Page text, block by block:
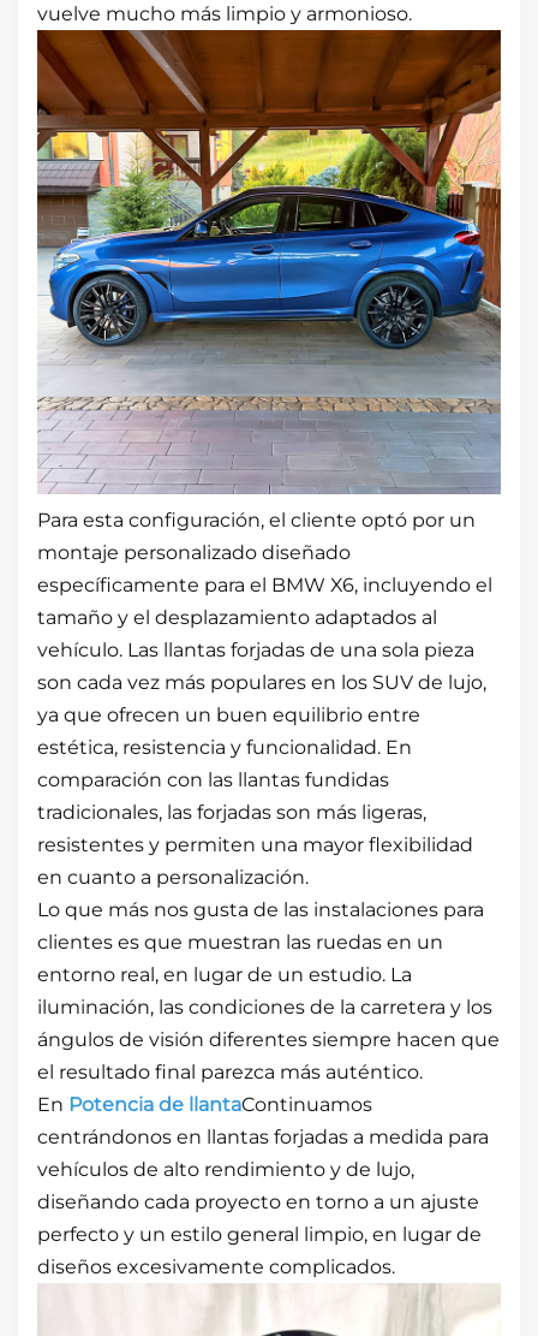
vuelve mucho más limpio y armonioso.
Para esta configuración, el cliente optó por un
montaje personalizado diseñado
específicamente para el BMW X6, incluyendo el
tamaño y el desplazamiento adaptados al
vehículo. Las llantas forjadas de una sola pieza
son cada vez más populares en los SUV de lujo,
ya que ofrecen un buen equilibrio entre
estética, resistencia y funcionalidad. En
comparación con las llantas fundidas
tradicionales, las forjadas son más ligeras,
resistentes y permiten una mayor flexibilidad
en cuanto a personalización.
Lo que más nos gusta de las instalaciones para
clientes es que muestran las ruedas en un
entorno real, en lugar de un estudio. La
iluminación, las condiciones de la carretera y los
ángulos de visión diferentes siempre hacen que
el resultado final parezca más auténtico.
En Potencia de llantaContinuamos
centrándonos en llantas forjadas a medida para
vehículos de alto rendimiento y de lujo,
diseñando cada proyecto en torno a un ajuste
perfecto y un estilo general limpio, en lugar de
diseños excesivamente complicados.